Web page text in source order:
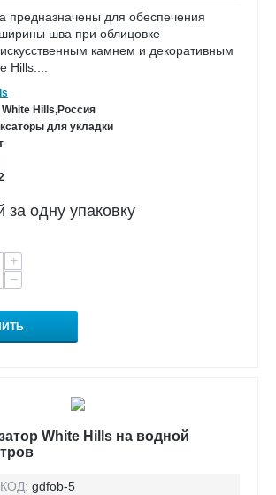
предназначены для обеспечения
шва при облицовке
камнем и декоративным
Hills....
White Hills,Россия
для укладки
за одну упаковку
+
−
White Hills на водной
КОД: gdfob-5